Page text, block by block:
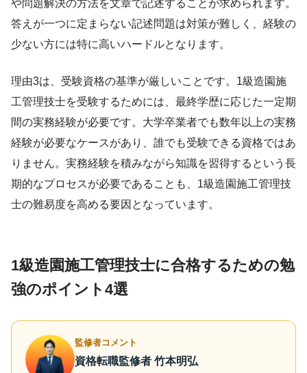
や問題解決の方法を文章で記述することが求められます。
答えが一つに定まらない記述問題は対策が難しく、経験の
少ない方には特に高いハードルとなります。
理由3は、受験資格の基準が厳しいことです。1級造園施
工管理技士を受験するためには、最終学歴に応じた一定期
間の実務経験が必要です。大学卒業者でも数年以上の実務
経験が必要なケースがあり、誰でも受験できる資格ではあ
りません。実務経験を積みながら知識を習得するという長
期的なプロセスが必要であることも、1級造園施工管理技
士の難易度を高める要因となっています。
1級造園施工管理技士に合格するための勉
強のポイント4選
監修者コメント
資格転職監修者 竹本明弘